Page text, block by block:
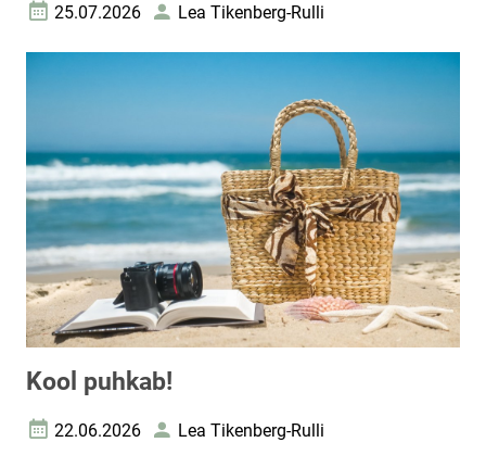
Loomise kuupäev
25.07.2026 AutorLea Tikenberg-Rulli
Kool puhkab!
Loomise kuupäev
22.06.2026 AutorLea Tikenberg-Rulli